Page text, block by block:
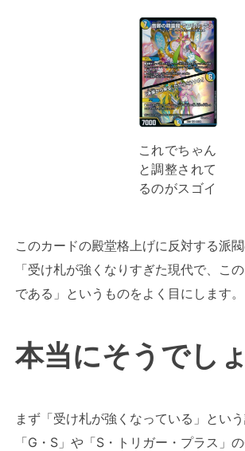
これでちゃん
と調整されて
るのがスゴイ
このカードの殿堂格上げに反対する派
「受け札が強くなりすぎた現代で、こ
である」というものをよく目にします。
本当にそうでし
まず「受け札が強くなっている」とい
「G・S」や「S・トリガー・プラス」